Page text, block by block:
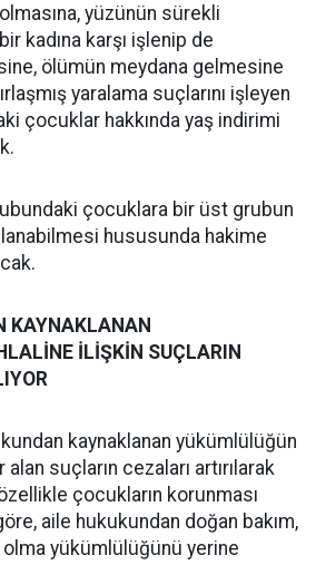
yüzünün sürekli
kadına karşı işlenip de
ölümün meydana gelmesine
yaralama suçlarını işleyen
çocuklar hakkında yaş indirimi
çocuklara bir üst grubun
hususunda hakime
KAYNAKLANAN
İLİŞKİN SUÇLARIN
kaynaklanan yükümlülüğün
suçların cezaları artırılarak
çocukların korunması
aile hukukundan doğan bakım,
yükümlülüğünü yerine